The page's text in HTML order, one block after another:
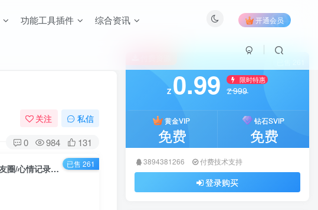
功能工具插件 综合资讯 开通会员
关注 私信
0 984 131
PHP朋友圈系统恋爱日记源码下载：一键部署的轻量级仿朋友圈/心情记录平台 已售 261
Z 0.99 限时特惠
Z999
黄金VIP
免费
钻石SVIP
免费
3894381266 付费技术支持
登录购买